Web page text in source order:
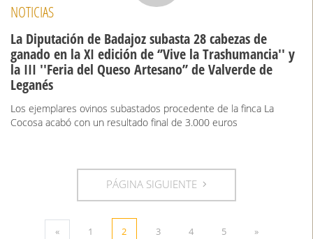
NOTICIAS
La Diputación de Badajoz subasta 28 cabezas de
ganado en la XI edición de ‘’Vive la Trashumancia'' y
la III ''Feria del Queso Artesano’’ de Valverde de
Leganés
Los ejemplares ovinos subastados procedente de la finca La
Cocosa acabó con un resultado final de 3.000 euros
PÁGINA SIGUIENTE
« 1 2 3 4 5 »